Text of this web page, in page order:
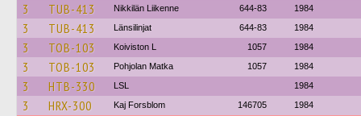
3 TUB-413 Nikkilän Liikenne 644-83 1984
3 TUB-413 Länsilinjat 644-83 1984
3 TOB-103 Koiviston L 1057 1984
3 TOB-103 Pohjolan Matka 1057 1984
3 HTB-330 LSL 1984
3 HRX-300 Kaj Forsblom 146705 1984